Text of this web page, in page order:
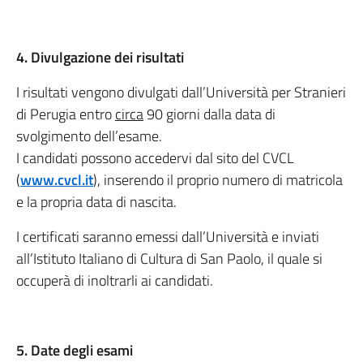
4. Divulgazione dei risultati
I risultati vengono divulgati dall’Università per Stranieri
di Perugia entrocirca90 giorni dalla data di
svolgimento dell’esame.
I candidati possono accedervi dal sito del CVCL
(www.cvcl.it), inserendo il proprio numero di matricola
e la propria data di nascita.
I certificati saranno emessi dall’Università e inviati
all’Istituto Italiano di Cultura di San Paolo, il quale si
occuperà di inoltrarli ai candidati.
5. Date degli esami